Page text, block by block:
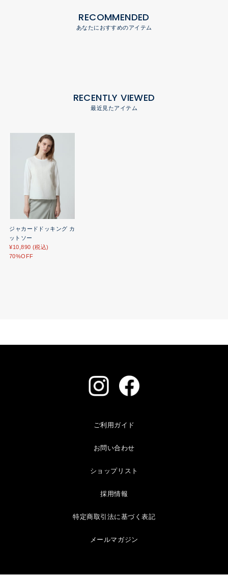
RECOMMENDED
あなたにおすすめのアイテム
RECENTLY VIEWED
最近見たアイテム
ジャカードドッキング カ
ットソー
¥10,890 (税込)
70%OFF
ご利用ガイド
お問い合わせ
ショップリスト
採用情報
特定商取引法に基づく表記
メールマガジン